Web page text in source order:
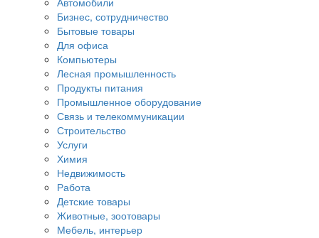
Бизнес, сотрудничество
Бытовые товары
Для офиса
Компьютеры
Лесная промышленность
Продукты питания
Промышленное оборудование
Связь и телекоммуникации
Строительство
Услуги
Химия
Недвижимость
Работа
Детские товары
Животные, зоотовары
Мебель, интерьер